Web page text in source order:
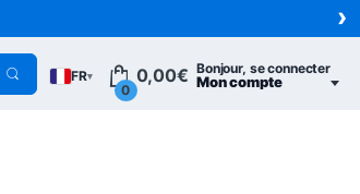
›
FR▾ Bonjour, se connecter
Mon compte
0
0,00€